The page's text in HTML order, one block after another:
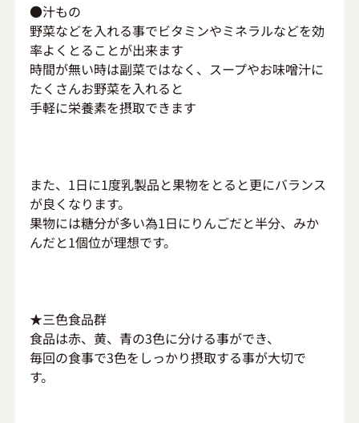
●汁もの
野菜などを入れる事でビタミンやミネラルなどを効
率よくとることが出来ます
時間が無い時は副菜ではなく、スープやお味噌汁に
たくさんお野菜を入れると
手軽に栄養素を摂取できます
また、1日に1度乳製品と果物をとると更にバランス
が良くなります。
果物には糖分が多い為1日にりんごだと半分、みか
んだと1個位が理想です。
★三色食品群
食品は赤、黄、青の3色に分ける事ができ、
毎回の食事で3色をしっかり摂取する事が大切で
す。